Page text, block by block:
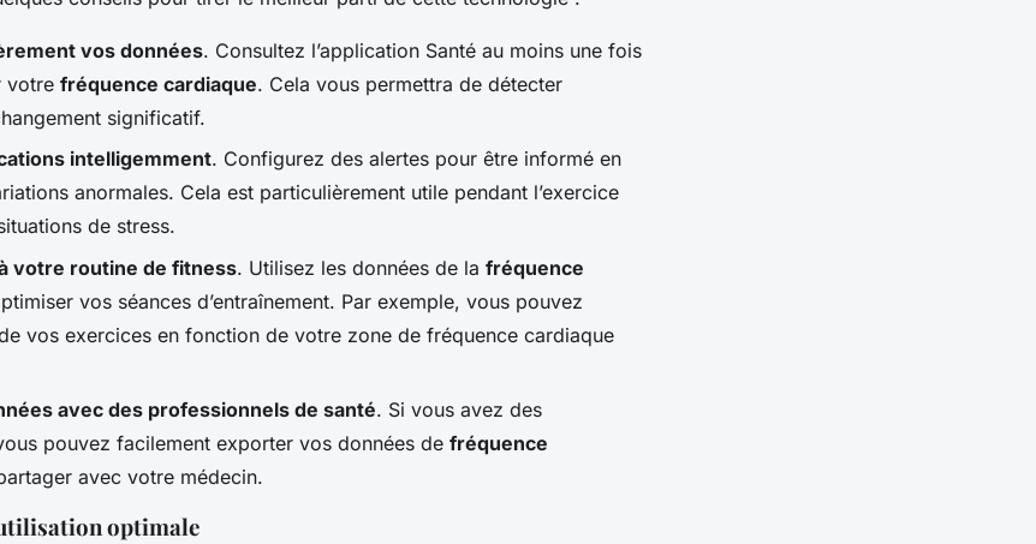
vos données. Consultez l’application Santé au moins une fois
votre fréquence cardiaque. Cela vous permettra de détecter
significatif.
intelligemment. Configurez des alertes pour être informé en
anormales. Cela est particulièrement utile pendant l’exercice
de stress.
votre routine de fitness. Utilisez les données de la fréquence
vos séances d’entraînement. Par exemple, vous pouvez
vos exercices en fonction de votre zone de fréquence cardiaque
avec des professionnels de santé. Si vous avez des
pouvez facilement exporter vos données de fréquence
avec votre médecin.
optimale